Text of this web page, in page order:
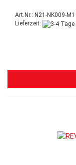
Art.Nr.: N21-NK009-M1
Lieferzeit: